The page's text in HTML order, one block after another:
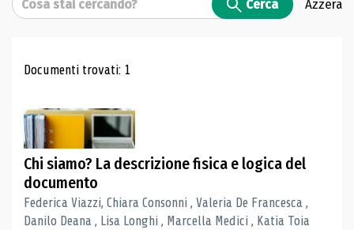
Cerca Azzera
Risultati di ricerca
Documenti trovati: 1
Chi siamo? La descrizione fisica e logica del
documento
Federica Viazzi, Chiara Consonni , Valeria De Francesca ,
Danilo Deana , Lisa Longhi , Marcella Medici , Katia Toia